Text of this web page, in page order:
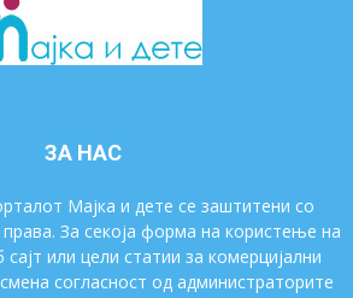
ЗА НАС
Мајка и дете се заштитени со
За секоја форма на користење на
или цели статии за комерцијални
согласност од администраторите